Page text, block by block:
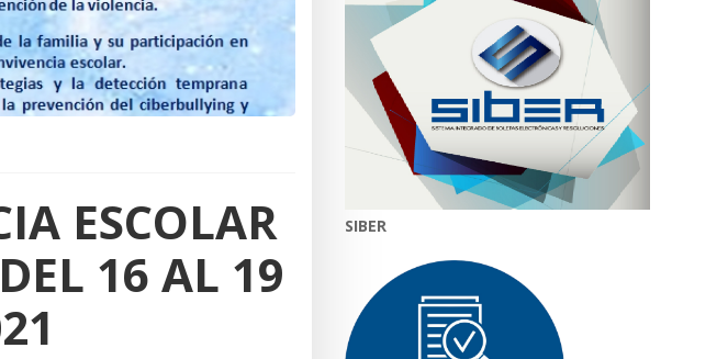
ESCOLAR
16 AL 19
SIBER